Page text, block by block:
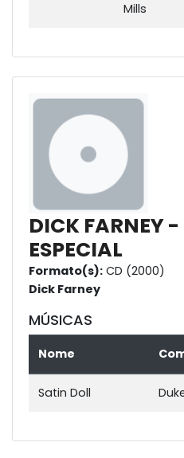
Mills
DICK FARNEY -
ESPECIAL
Formato(s): CD (2000)
Dick Farney
MÚSICAS
Nome
Satin Doll